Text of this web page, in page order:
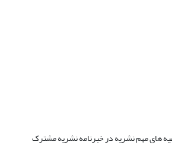
های مهم نشریه در خبرنامه نشریه مشترک